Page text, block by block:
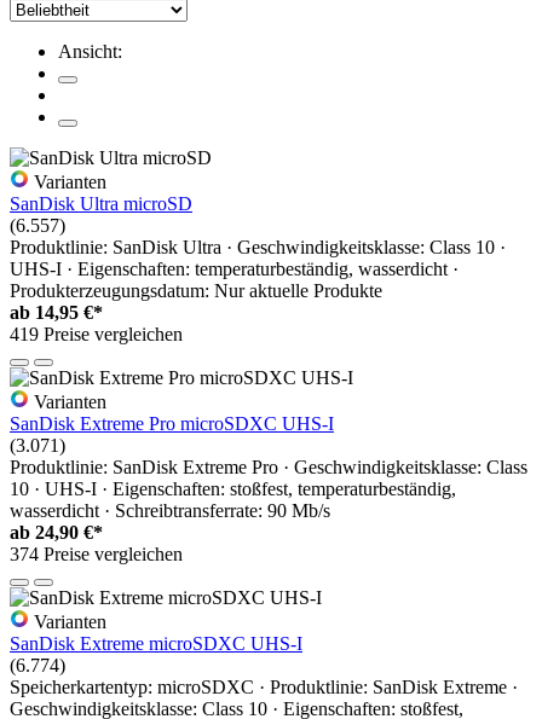
Ansicht:
Varianten
SanDisk Ultra microSD
(6.557)
Produktlinie: SanDisk Ultra · Geschwindigkeitsklasse: Class 10 ·
UHS-I · Eigenschaften: temperaturbeständig, wasserdicht ·
Produkterzeugungsdatum: Nur aktuelle Produkte
ab 14,95 €*
419 Preise vergleichen
Varianten
SanDisk Extreme Pro microSDXC UHS-I
(3.071)
Produktlinie: SanDisk Extreme Pro · Geschwindigkeitsklasse: Class
10 · UHS-I · Eigenschaften: stoßfest, temperaturbeständig,
wasserdicht · Schreibtransferrate: 90 Mb/s
ab 24,90 €*
374 Preise vergleichen
Varianten
SanDisk Extreme microSDXC UHS-I
(6.774)
Speicherkartentyp: microSDXC · Produktlinie: SanDisk Extreme ·
Geschwindigkeitsklasse: Class 10 · Eigenschaften: stoßfest,